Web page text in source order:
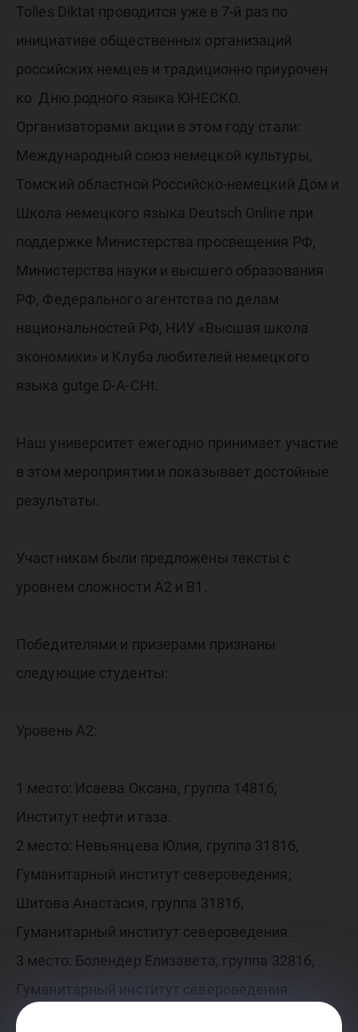
Tolles Diktat проводится уже в 7-й раз по
инициативе общественных организаций
российских немцев и традиционно приурочен
ко Дню родного языка ЮНЕСКО.
Организаторами акции в этом году стали:
Международный союз немецкой культуры,
Томский областной Российско-немецкий Дом и
Школа немецкого языка Deutsch Online при
поддержке Министерства просвещения РФ,
Министерства науки и высшего образования
РФ, Федерального агентства по делам
национальностей РФ, НИУ «Высшая школа
экономики» и Клуба любителей немецкого
языка gutge D-A-CHt.
Наш университет ежегодно принимает участие
в этом мероприятии и показывает достойные
результаты.
Участникам были предложены тексты с
уровнем сложности А2 и В1.
Победителями и призерами признаны
следующие студенты:
Уровень А2:
1 место: Исаева Оксана, группа 1481б,
Институт нефти и газа.
2 место: Невьянцева Юлия, группа 3181б,
Гуманитарный институт североведения;
Шитова Анастасия, группа 3181б,
Гуманитарный институт североведения.
3 место: Болендер Елизавета, группа 3281б,
Гуманитарный институт североведения.